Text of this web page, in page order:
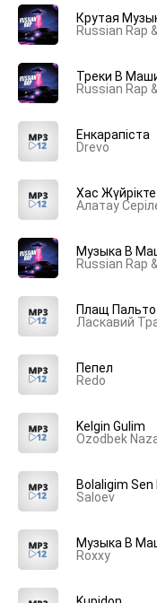
Крутая
Треки В
Енкарапіста
Drevo
Хас
Алатау
Музыка В
Плащ Пальто
Ласкавий
Пепел
Redo
Kelgin Gulim
Ozodbek
Bolaligim Sen
Saloev
Музыка В
Roxxy